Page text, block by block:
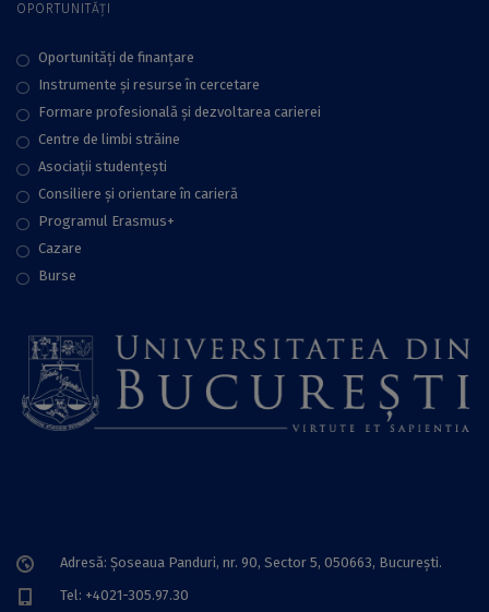
OPORTUNITĂȚI
Oportunități de finanțare
Instrumente și resurse în cercetare
Formare profesională și dezvoltarea carierei
Centre de limbi străine
Asociații studențești
Consiliere şi orientare în carieră
Programul Erasmus+
Cazare
Burse
Adresă: Șoseaua Panduri, nr. 90, Sector 5, 050663, Bucureşti.
Tel: +4021-305.97.30